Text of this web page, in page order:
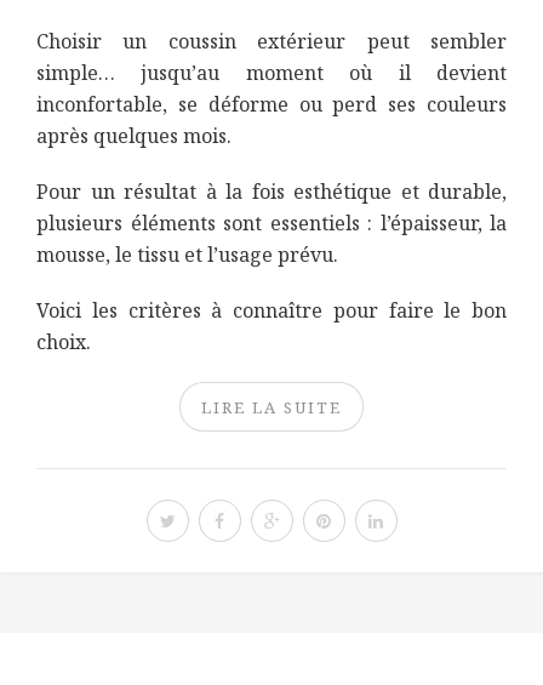
Choisir un coussin extérieur peut sembler
simple… jusqu’au moment où il devient
inconfortable, se déforme ou perd ses couleurs
après quelques mois.
Pour un résultat à la fois esthétique et durable,
plusieurs éléments sont essentiels : l’épaisseur, la
mousse, le tissu et l’usage prévu.
Voici les critères à connaître pour faire le bon
choix.
LIRE LA SUITE